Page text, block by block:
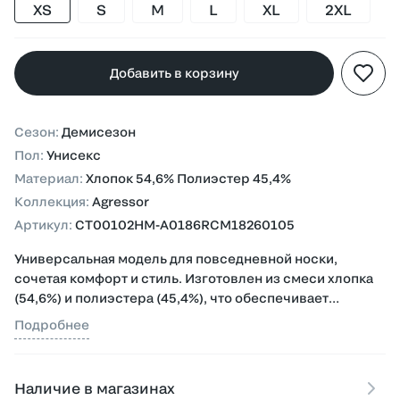
XS S M L XL 2XL
Добавить в корзину
Сезон: Демисезон
Пол: Унисекс
Материал: Хлопок 54,6% Полиэстер 45,4%
Коллекция: Agressor
Артикул: CT00102HM-A0186RCM18260105
Универсальная модель для повседневной носки,
сочетая комфорт и стиль. Изготовлен из смеси хлопка
(54,6%) и полиэстера (45,4%), что обеспечивает
мягкость, лёгкость и устойчивость к деформации при
носке и стирке.
надписью "DAP`86", придающий минималистичный
Подробнее
Наличие в магазинах